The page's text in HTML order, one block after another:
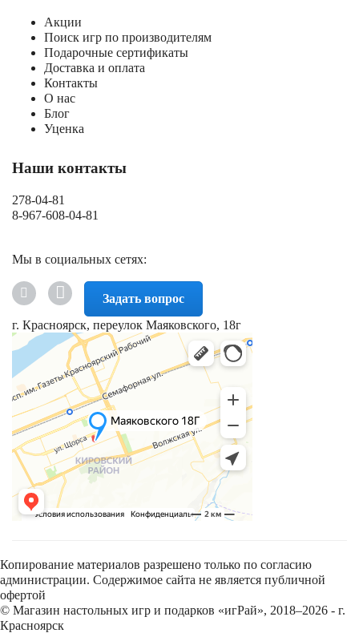
Акции
Поиск игр по производителям
Подарочные сертификаты
Доставка и оплата
Контакты
О нас
Блог
Уценка
Наши контакты
278-04-81
8-967-608-04-81
Мы в социальных сетях:
Задать вопрос
г. Красноярск, переулок Маяковского, 18г
Копирование материалов разрешено только по согласию
администрации. Содержимое сайта не является публичной
офертой
© Магазин настольных игр и подарков «игРай», 2018–2026 - г.
Красноярск